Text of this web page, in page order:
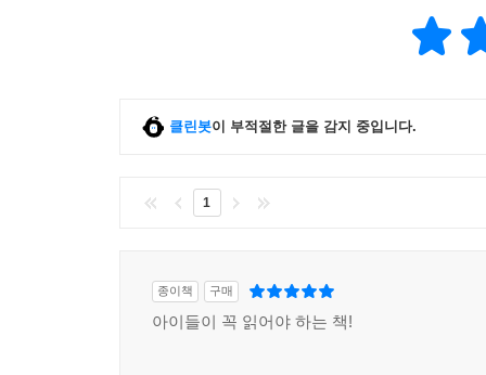
클린봇이 부적절한 글을 감지 중입니다.
1
종이책 구매
아이들이 꼭 읽어야 하는 책!